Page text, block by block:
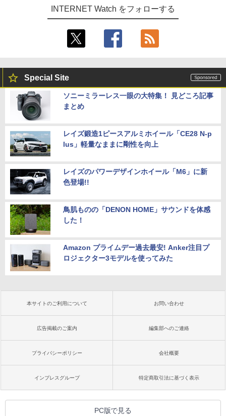
INTERNET Watch をフォローする
Special Site
ソニーミラーレス一眼の大特集！ 見どころ記事
まとめ
レイズ鍛造1ピースアルミホイール「CE28 N-p
lus」軽量なままに剛性を向上
レイズのパワーデザインホイール「M6」に新
色登場!!
鳥肌ものの「DENON HOME」サウンドを体感
した！
Amazon プライムデー過去最安! Anker注目プ
ロジェクター3モデルを使ってみた
本サイトのご利用について お問い合わせ
広告掲載のご案内 編集部へのご連絡
プライバシーポリシー 会社概要
インプレスグループ 特定商取引法に基づく表示
PC版で見る